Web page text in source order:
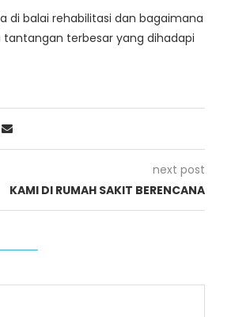
di balai rehabilitasi dan bagaimana
terbesar yang dihadapi
next post
KAMI DI RUMAH SAKIT BERENCANA